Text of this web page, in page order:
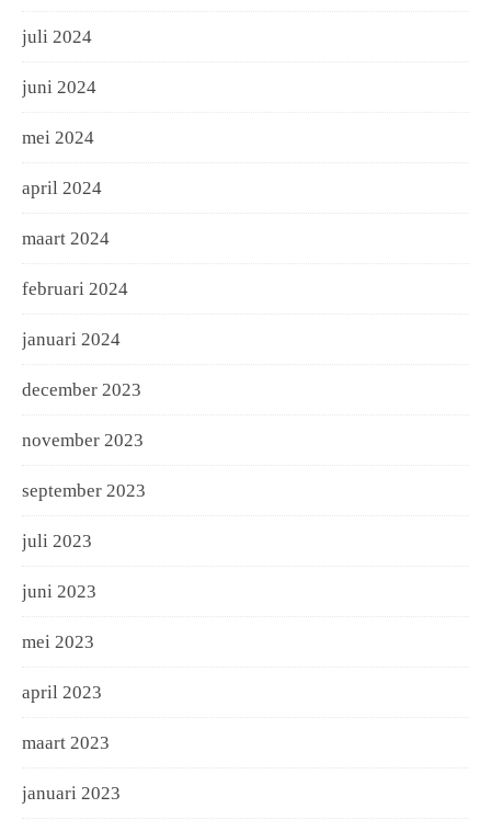
juli 2024
juni 2024
mei 2024
april 2024
maart 2024
februari 2024
januari 2024
december 2023
november 2023
september 2023
juli 2023
juni 2023
mei 2023
april 2023
maart 2023
januari 2023